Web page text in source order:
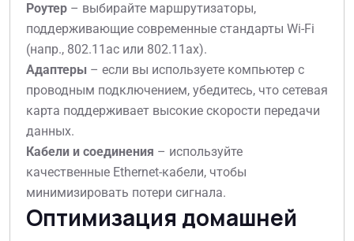
Роутер – выбирайте маршрутизаторы,
поддерживающие современные стандарты Wi-Fi
(напр., 802.11ac или 802.11ax).
Адаптеры – если вы используете компьютер с
проводным подключением, убедитесь, что сетевая
карта поддерживает высокие скорости передачи
данных.
Кабели и соединения – используйте
качественные Ethernet-кабели, чтобы
минимизировать потери сигнала.
Оптимизация домашней